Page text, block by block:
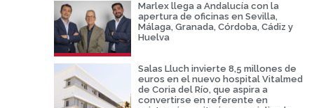
Marlex llega a Andalucía con la
apertura de oficinas en Sevilla,
Málaga, Granada, Córdoba, Cádiz y
Huelva
Salas Lluch invierte 8,5 millones de
euros en el nuevo hospital Vitalmed
de Coria del Río, que aspira a
convertirse en referente en